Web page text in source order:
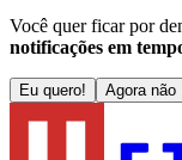
Você quer ficar por
notificações em
Eu quero! Agora não